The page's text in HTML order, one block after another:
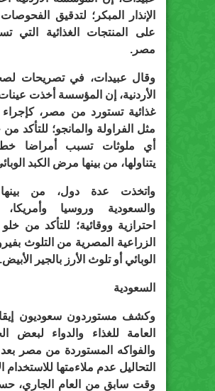
الإنذار المبكر؛ لتدقيق
على المنتجات الغذائية التي
مصر.
وقال عبيدات، في تصريحات
الأردنية، إن المؤسسة أخذت
غذائية تستورد من مصر، كإجراء
مثل الفراولة والمانجو؛ للتأكد
أي ملوثات تسبب أمراضا
يتناولها، من بينها مرض الكبد
واتخذت عدة دول، من
والسعودية وروسيا وأمريكا،
احترازية ووقائية؛ للتأكد من
الزراعية المصرية من التلوث
الوبائي أو تلوث الأرز بالجير الأبيض.
السعودية
وكشف مستوردون سعوديون
العامة للغذاء والدواء لبعض
والفواكه المستوردة من مصر
التحاليل عدم ملاءمتها للاستخدام
وقت سابق من العام الجاري،